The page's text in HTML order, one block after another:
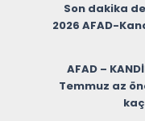
Son dakika
2026 AFAD-
AFAD –
Temmuz az